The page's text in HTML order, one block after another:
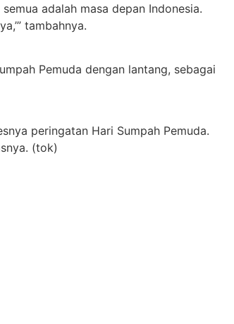
adalah masa depan Indonesia.
tambahnya.
Pemuda dengan lantang, sebagai
peringatan Hari Sumpah Pemuda.
(tok)